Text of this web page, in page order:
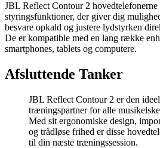
JBL Reflect Contour 2 hovedtelefonerne
styringsfunktioner, der giver dig
besvare opkald og justere lydstyrken
De er kompatible med en lang række
smartphones, tablets og computere.
Afsluttende Tanker
JBL Reflect Contour 2 er den
træningspartner for alle
Med sit ergonomiske design,
og trådløse frihed er disse
til din næste træningssession.